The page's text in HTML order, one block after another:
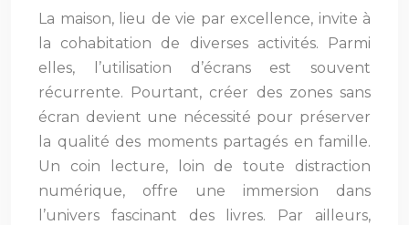
La maison, lieu de vie par excellence, invite à
la cohabitation de diverses activités. Parmi
elles, l’utilisation d’écrans est souvent
récurrente. Pourtant, créer des zones sans
écran devient une nécessité pour préserver
la qualité des moments partagés en famille.
Un coin lecture, loin de toute distraction
numérique, offre une immersion dans
l’univers fascinant des livres. Par ailleurs,